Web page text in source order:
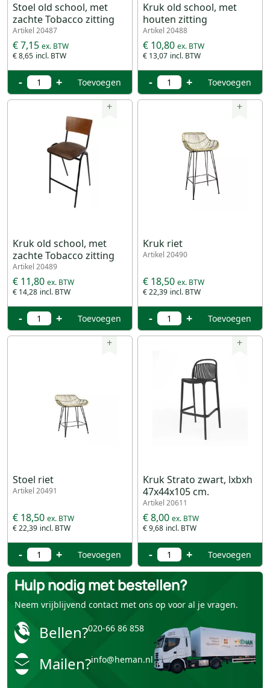
Stoel old school, met
zachte Tobacco zitting
Artikel 20487
€ 8,65
€ 7,15
- + Toevoegen
Kruk old school, met
houten zitting
Artikel 20488
€ 13,07
€ 10,80
- + Toevoegen
+
Kruk old school, met
zachte Tobacco zitting
Artikel 20489
€ 14,28
€ 11,80
- + Toevoegen
+
Kruk riet
Artikel 20490
€ 22,39
€ 18,50
- + Toevoegen
+
Stoel riet
Artikel 20491
€ 22,39
€ 18,50
- + Toevoegen
+
Kruk Strato zwart, lxbxh
47x44x105 cm.
Artikel 20611
€ 9,68
€ 8,00
- + Toevoegen
Hulp nodig met bestellen?
Neem vrijblijvend contact met ons op voor al je vragen.
Bellen?020-66 86 858
Mailen?info@heman.nl